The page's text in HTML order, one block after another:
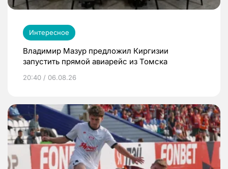
Интересное
Владимир Мазур предложил Киргизии
запустить прямой авиарейс из Томска
20:40 / 06.08.26